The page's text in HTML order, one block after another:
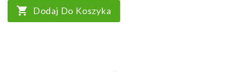
 Dodaj Do Koszyka